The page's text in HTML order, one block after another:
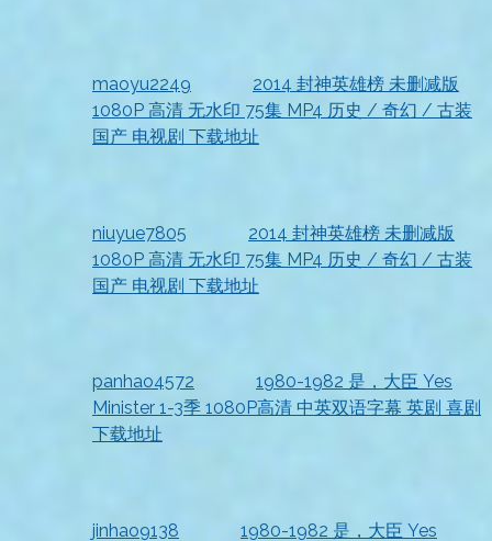
maoyu2249
2014 封神英雄榜 未删减版
1080P 高清 无水印 75集 MP4 历史 / 奇幻 / 古装
国产 电视剧 下载地址
niuyue7805
2014 封神英雄榜 未删减版
1080P 高清 无水印 75集 MP4 历史 / 奇幻 / 古装
国产 电视剧 下载地址
panhao4572
1980-1982 是，大臣 Yes
Minister 1-3季 1080P高清 中英双语字幕 英剧 喜剧
下载地址
jinhao9138 1980-1982 是，大臣 Yes